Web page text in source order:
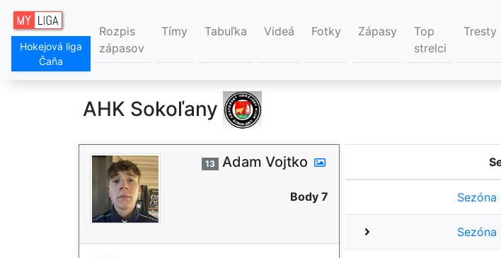
Hokejová liga
Čaňa
Rozpis
zápasov
Tímy Tabuľka Videá Fotky Zápasy
Top
strelci
Tresty
AHK Sokoľany
13 Adam Vojtko
Body 7